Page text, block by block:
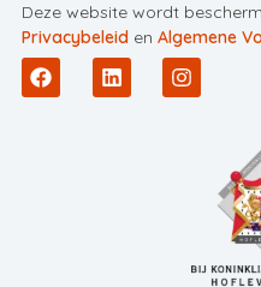
Deze website wordt
Privacybeleid en Algemene